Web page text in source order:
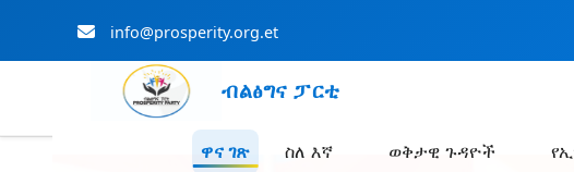
info@prosperity.org.et
ብልፅግና ፓርቲ
ዋና ገጽ ስለ እኛ ወቅታዊ ጉዳዮች